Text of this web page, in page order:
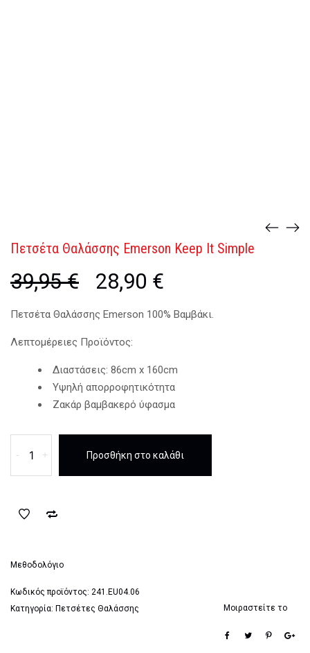
Πετσέτα Θαλάσσης Emerson Keep It Simple
39,95€
Original
price
39,95 €.
28,90 €
είναι:
Πετσέτα Θαλάσσης Emerson 100% Βαμβάκι.
Λεπτομέρειες Προϊόντος:
Διαστάσεις: 86cm x 160cm
Υψηλή απορροφητικότητα
Ζακάρ βαμβακερό ύφασμα
-
Θαλάσσης
Emerson
+ Προσθήκη στο καλάθι
Μεθοδολόγιο
Κωδικός προϊόντος: 241.EU04.06
Κατηγορία: Πετσέτες Θαλάσσης Μοιραστείτε το